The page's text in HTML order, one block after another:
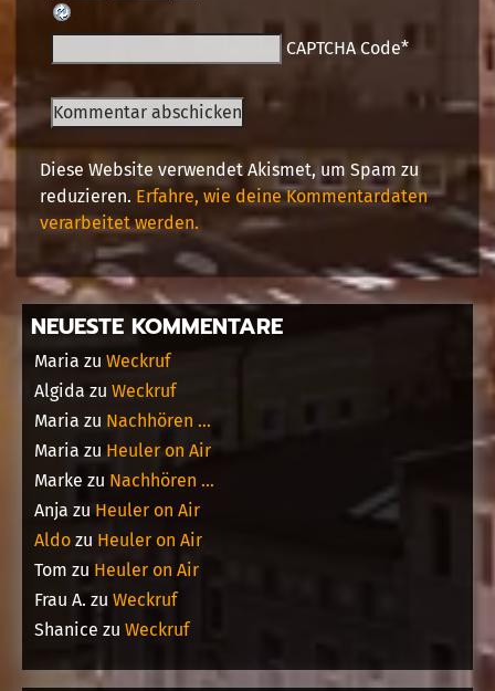
CAPTCHA Code*
Diese Website verwendet Akismet, um Spam zu
reduzieren. Erfahre, wie deine Kommentardaten
verarbeitet werden.
NEUESTE KOMMENTARE
Maria zu Weckruf
Algida zu Weckruf
Maria zu Nachhören …
Maria zu Heuler on Air
Marke zu Nachhören …
Anja zu Heuler on Air
Aldo zu Heuler on Air
Tom zu Heuler on Air
Frau A. zu Weckruf
Shanice zu Weckruf